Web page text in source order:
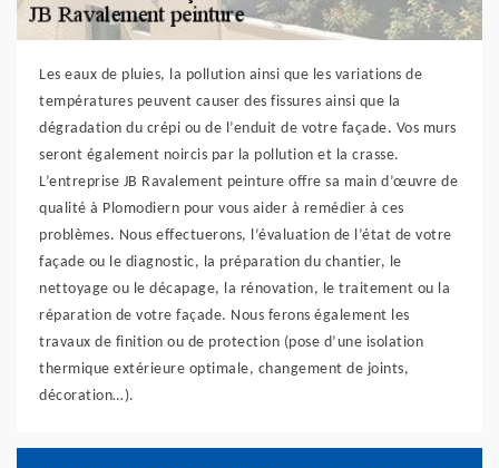
Les eaux de pluies, la pollution ainsi que les variations de
températures peuvent causer des fissures ainsi que la
dégradation du crépi ou de l’enduit de votre façade. Vos murs
seront également noircis par la pollution et la crasse.
L’entreprise JB Ravalement peinture offre sa main d’œuvre de
qualité à Plomodiern pour vous aider à remédier à ces
problèmes. Nous effectuerons, l’évaluation de l’état de votre
façade ou le diagnostic, la préparation du chantier, le
nettoyage ou le décapage, la rénovation, le traitement ou la
réparation de votre façade. Nous ferons également les
travaux de finition ou de protection (pose d’une isolation
thermique extérieure optimale, changement de joints,
décoration…).